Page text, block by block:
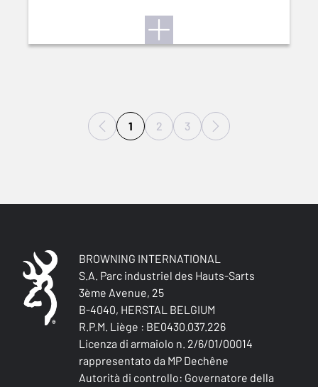
1 2 3
BROWNING INTERNATIONAL
S.A. Parc industriel des Hauts-Sarts
3ème Avenue, 25
B-4040, HERSTAL BELGIUM
R.P.M. Liège : BE0430.037.226
Licenza di armaiolo n. 2/6/01/00014
rappresentato da MP Dechêne
Autorità di controllo: Governatore della